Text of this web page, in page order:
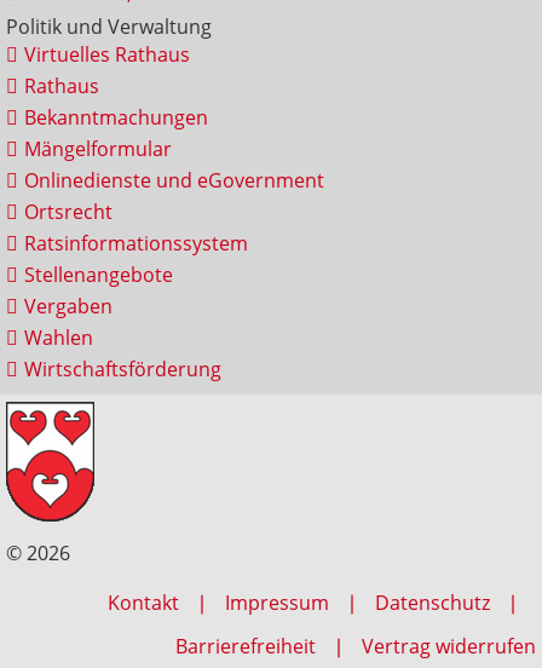
Politik und Verwaltung
Virtuelles Rathaus
Rathaus
Bekanntmachungen
Mängelformular
Onlinedienste und eGovernment
Ortsrecht
Ratsinformationssystem
Stellenangebote
Vergaben
Wahlen
Wirtschaftsförderung
© 2026
Kontakt
Impressum
Datenschutz
Barrierefreiheit
Vertrag widerrufen